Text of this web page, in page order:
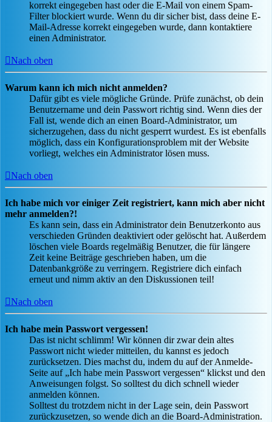
korrekt eingegeben hast oder die E-Mail von einem Spam-
Filter blockiert wurde. Wenn du dir sicher bist, dass deine E-
Mail-Adresse korrekt eingegeben wurde, dann kontaktiere
einen Administrator.
Nach oben
Warum kann ich mich nicht anmelden?
Dafür gibt es viele mögliche Gründe. Prüfe zunächst, ob dein
Benutzername und dein Passwort richtig sind. Wenn dies der
Fall ist, wende dich an einen Board-Administrator, um
sicherzugehen, dass du nicht gesperrt wurdest. Es ist ebenfalls
möglich, dass ein Konfigurationsproblem mit der Website
vorliegt, welches ein Administrator lösen muss.
Nach oben
Ich habe mich vor einiger Zeit registriert, kann mich aber nicht
mehr anmelden?!
Es kann sein, dass ein Administrator dein Benutzerkonto aus
verschieden Gründen deaktiviert oder gelöscht hat. Außerdem
löschen viele Boards regelmäßig Benutzer, die für längere
Zeit keine Beiträge geschrieben haben, um die
Datenbankgröße zu verringern. Registriere dich einfach
erneut und nimm aktiv an den Diskussionen teil!
Nach oben
Ich habe mein Passwort vergessen!
Das ist nicht schlimm! Wir können dir zwar dein altes
Passwort nicht wieder mitteilen, du kannst es jedoch
zurücksetzen. Dies machst du, indem du auf der Anmelde-
Seite auf „Ich habe mein Passwort vergessen“ klickst und den
Anweisungen folgst. So solltest du dich schnell wieder
anmelden können.
Solltest du trotzdem nicht in der Lage sein, dein Passwort
zurückzusetzen, so wende dich an die Board-Administration.